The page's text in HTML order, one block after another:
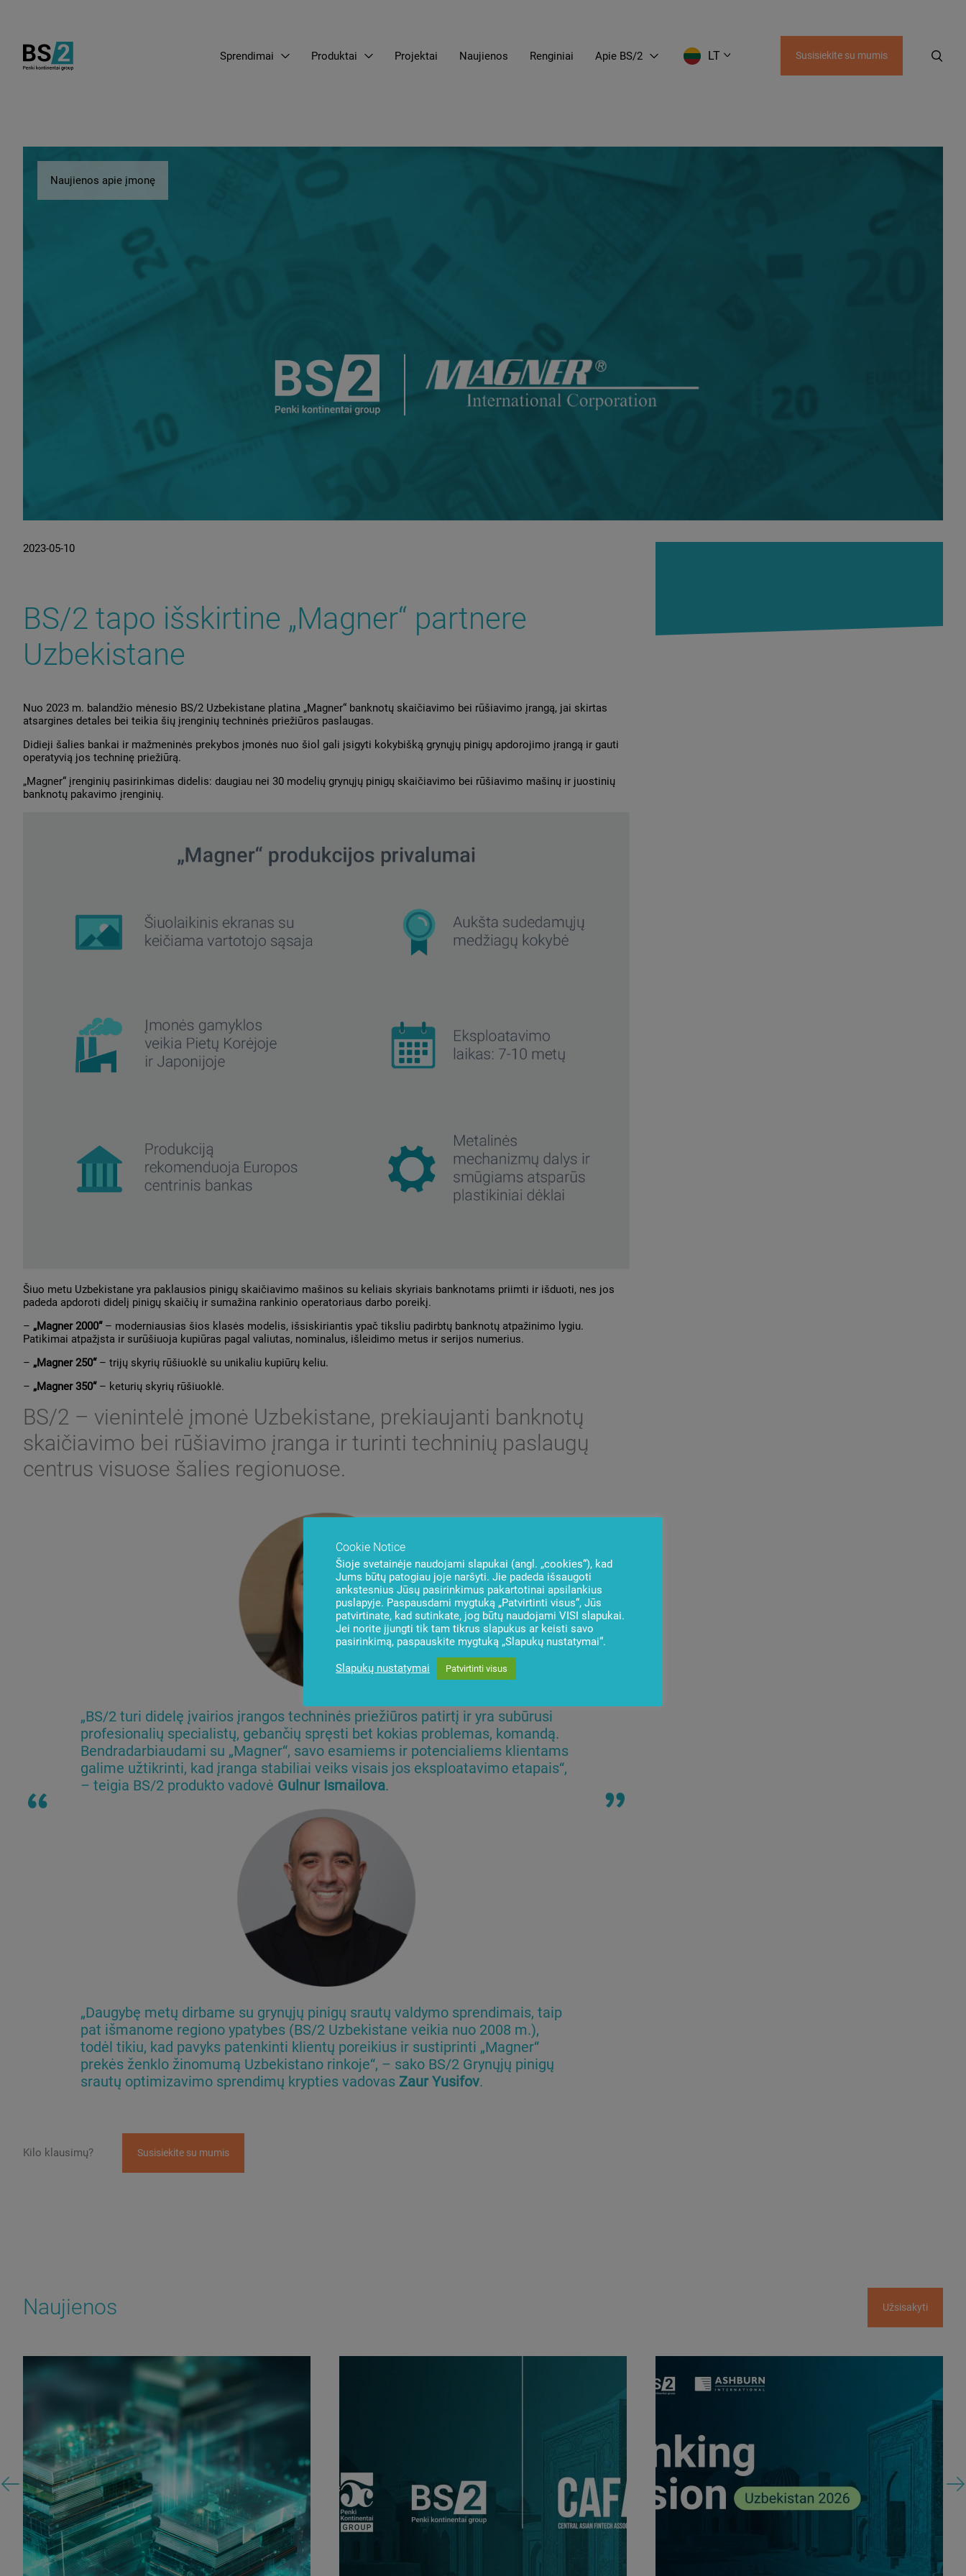
Sprendimai Produktai Projektai Naujienos Renginiai Apie BS/2 LT Susisiekite su mumis
Naujienos apie įmonę
2023-05-10
BS/2 tapo išskirtine „Magner“ partnere
Uzbekistane
Nuo 2023 m. balandžio mėnesio BS/2 Uzbekistane platina „Magner“ banknotų skaičiavimo bei rūšiavimo įrangą, jai skirtas
atsargines detales bei teikia šių įrenginių techninės priežiūros paslaugas.
Didieji šalies bankai ir mažmeninės prekybos įmonės nuo šiol gali įsigyti kokybišką grynųjų pinigų apdorojimo įrangą ir gauti
operatyvią jos techninę priežiūrą.
„Magner“ įrenginių pasirinkimas didelis: daugiau nei 30 modelių grynųjų pinigų skaičiavimo bei rūšiavimo mašinų ir juostinių
banknotų pakavimo įrenginių.
Šiuo metu Uzbekistane yra paklausios pinigų skaičiavimo mašinos su keliais skyriais banknotams priimti ir išduoti, nes jos
padeda apdoroti didelį pinigų skaičių ir sumažina rankinio operatoriaus darbo poreikį.
– „Magner 2000“– moderniausias šios klasės modelis, išsiskiriantis ypač tiksliu padirbtų banknotų atpažinimo lygiu.
Patikimai atpažįsta ir surūšiuoja kupiūras pagal valiutas, nominalus, išleidimo metus ir serijos numerius.
– „Magner 250“– trijų skyrių rūšiuoklė su unikaliu kupiūrų keliu.
– „Magner 350“– keturių skyrių rūšiuoklė.
BS/2 – vienintelė įmonė Uzbekistane, prekiaujanti banknotų
skaičiavimo bei rūšiavimo įranga ir turinti techninių paslaugų
centrus visuose šalies regionuose.
„BS/2 turi didelę įvairios įrangos techninės priežiūros patirtį ir yra subūrusi
profesionalių specialistų, gebančių spręsti bet kokias problemas, komandą.
Bendradarbiaudami su „Magner“, savo esamiems ir potencialiems klientams
galime užtikrinti, kad įranga stabiliai veiks visais jos eksploatavimo etapais“,
– teigia BS/2 produkto vadovė Gulnur Ismailova.
„Daugybę metų dirbame su grynųjų pinigų srautų valdymo sprendimais, taip
pat išmanome regiono ypatybes (BS/2 Uzbekistane veikia nuo 2008 m.),
todėl tikiu, kad pavyks patenkinti klientų poreikius ir sustiprinti „Magner“
prekės ženklo žinomumą Uzbekistano rinkoje“, – sako BS/2 Grynųjų pinigų
srautų optimizavimo sprendimų krypties vadovas Zaur Yusifov.
Kilo klausimų? Susisiekite su mumis
Naujienos Užsisakyti
Cookie Notice
Šioje svetainėje naudojami slapukai (angl. „cookies“), kad
Jums būtų patogiau joje naršyti. Jie padeda išsaugoti
ankstesnius Jūsų pasirinkimus pakartotinai apsilankius
puslapyje. Paspausdami mygtuką „Patvirtinti visus“, Jūs
patvirtinate, kad sutinkate, jog būtų naudojami VISI slapukai.
Jei norite įjungti tik tam tikrus slapukus ar keisti savo
pasirinkimą, paspauskite mygtuką „Slapukų nustatymai“.
Slapukų nustatymai Patvirtinti visus